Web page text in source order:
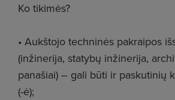
Ko tikimės?
• Aukštojo techninės pakraipos
(inžinerija, statybų inžinerija,
panašiai) – gali būti ir paskutinių
(-ė);